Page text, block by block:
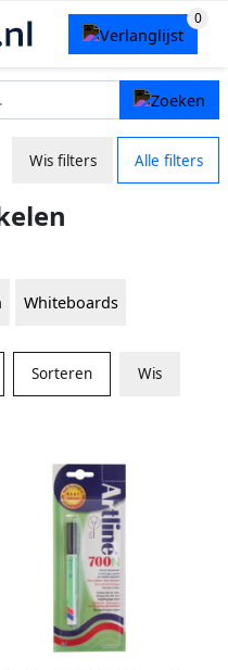
Wis filters Alle filters
Whiteboards
Sorteren Wis